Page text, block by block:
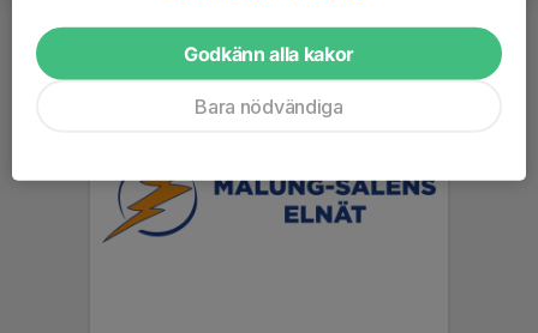
Godkänn alla kakor
Bara nödvändiga